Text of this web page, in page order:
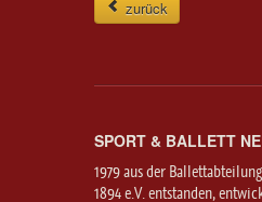
zurück
SPORT & BALLETT
1979 aus der
1894 e.V. entstanden,